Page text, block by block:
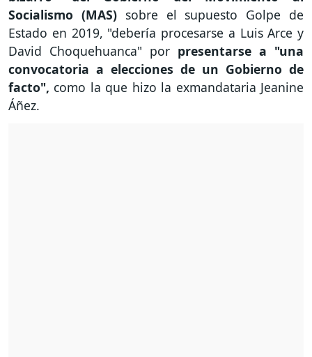
Socialismo (MAS)sobre el supuesto Golpe de
Estado en 2019, "debería procesarse a Luis Arce y
David Choquehuanca" por presentarse a "una
convocatoria a elecciones de un Gobierno de
facto", como la que hizo la exmandataria Jeanine
Áñez.